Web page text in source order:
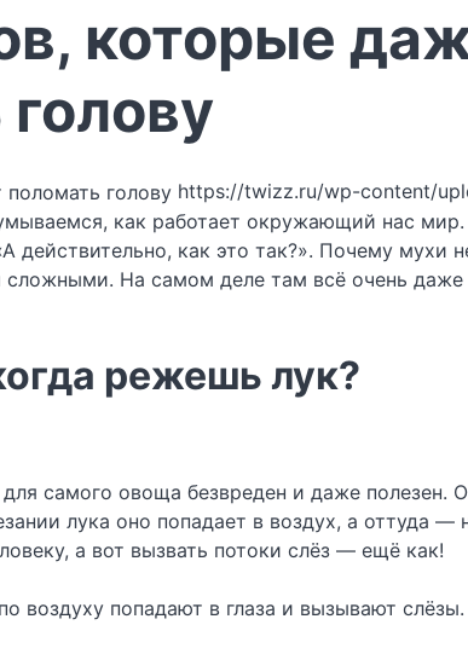
которые
https://twizz.ru/wp-content/
как работает окружающий нас
действительно, как это так?». Почему мухи
сложными. На самом деле там всё очень даже
режешь лук?
самого овоща безвреден и даже
лука оно попадает в воздух, а оттуда —
а вот вызвать потоки слёз — ещё как!
воздуху попадают в глаза и вызывают слёзы.